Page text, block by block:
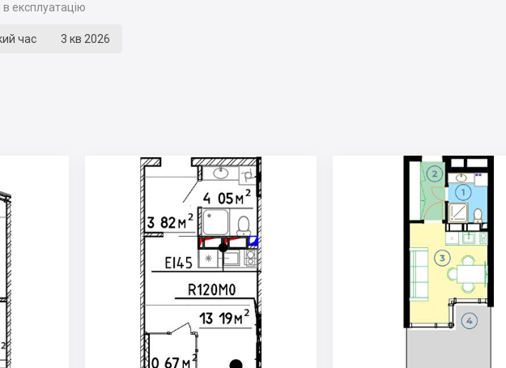
експлуатацію
час 3 кв 2026